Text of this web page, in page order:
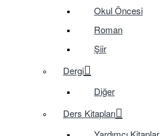
Okul Öncesi
Roman
Şiir
Dergi
Diğer
Ders Kitapları